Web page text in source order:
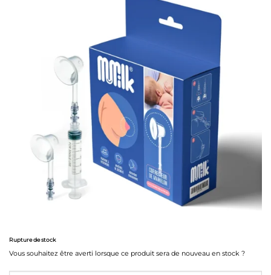
Rupture de stock
Vous souhaitez être averti lorsque ce produit sera de nouveau en stock ?